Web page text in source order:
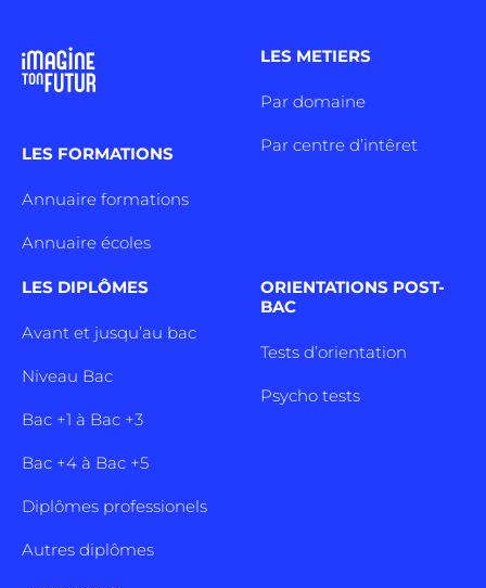
LES FORMATIONS
Annuaire formations
Annuaire écoles
LES METIERS
Par domaine
Par centre d’intêret
LES DIPLÔMES
Avant et jusqu’au bac
Niveau Bac
Bac +1 à Bac +3
Bac +4 à Bac +5
Diplômes professionels
Autres diplômes
ORIENTATIONS POST-
BAC
Tests d’orientation
Psycho tests